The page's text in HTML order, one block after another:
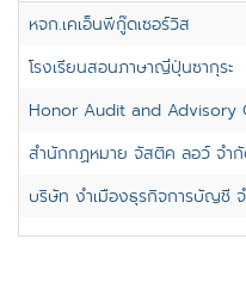
หจก.เคเอ็นพีกู๊ดเซอร์วิส
โรงเรียนสอนภาษาญี่ปุ่นซากุระ
Honor Audit and Advisory
สำนักกฏหมาย จัสติค ลอว์ จำ
บริษัท งำเมืองธุรกิจการบัญชี